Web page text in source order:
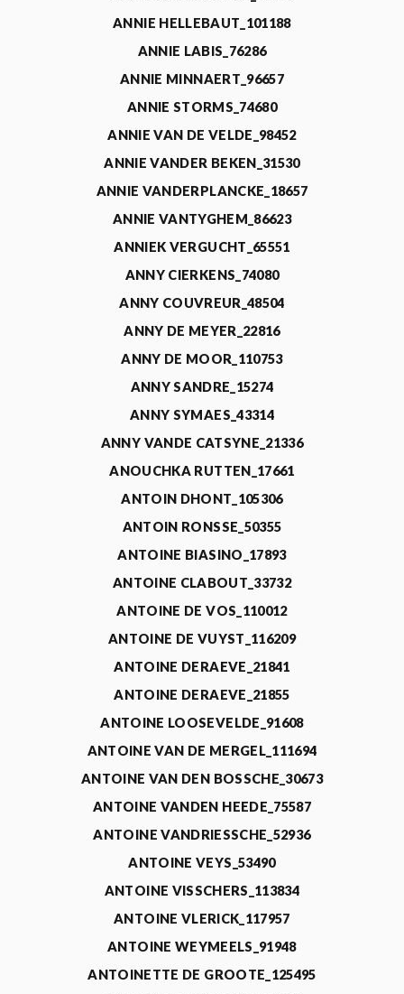
ANNIE HELLEBAUT_101188
ANNIE LABIS_76286
ANNIE MINNAERT_96657
ANNIE STORMS_74680
ANNIE VAN DE VELDE_98452
ANNIE VANDER BEKEN_31530
ANNIE VANDERPLANCKE_18657
ANNIE VANTYGHEM_86623
ANNIEK VERGUCHT_65551
ANNY CIERKENS_74080
ANNY COUVREUR_48504
ANNY DE MEYER_22816
ANNY DE MOOR_110753
ANNY SANDRE_15274
ANNY SYMAES_43314
ANNY VANDE CATSYNE_21336
ANOUCHKA RUTTEN_17661
ANTOIN DHONT_105306
ANTOIN RONSSE_50355
ANTOINE BIASINO_17893
ANTOINE CLABOUT_33732
ANTOINE DE VOS_110012
ANTOINE DE VUYST_116209
ANTOINE DERAEVE_21841
ANTOINE DERAEVE_21855
ANTOINE LOOSEVELDE_91608
ANTOINE VAN DE MERGEL_111694
ANTOINE VAN DEN BOSSCHE_30673
ANTOINE VANDEN HEEDE_75587
ANTOINE VANDRIESSCHE_52936
ANTOINE VEYS_53490
ANTOINE VISSCHERS_113834
ANTOINE VLERICK_117957
ANTOINE WEYMEELS_91948
ANTOINETTE DE GROOTE_125495